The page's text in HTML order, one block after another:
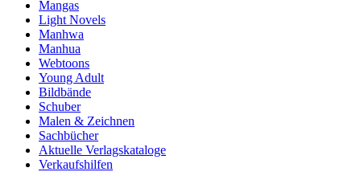
Mangas
Light Novels
Manhwa
Manhua
Webtoons
Young Adult
Bildbände
Schuber
Malen & Zeichnen
Sachbücher
Aktuelle Verlagskataloge
Verkaufshilfen